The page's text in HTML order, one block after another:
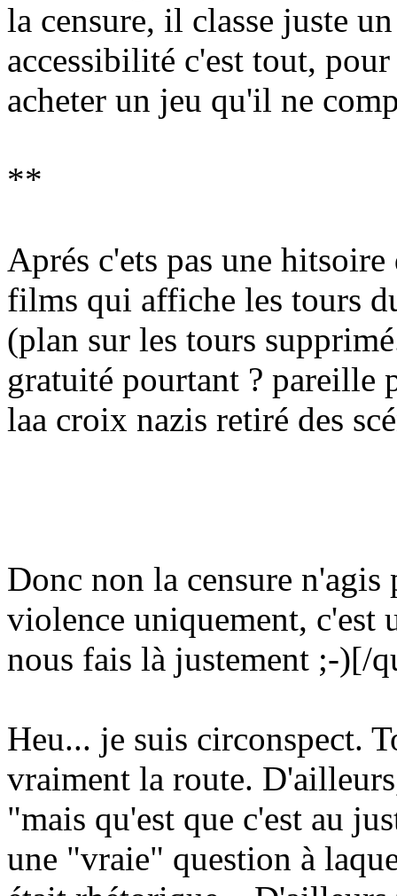
la censure, il classe juste
accessibilité c'est tout,
acheter un jeu qu'il ne
**
Aprés c'ets pas une
films qui affiche les tours
(plan sur les tours
gratuité pourtant ? pareille
laa croix nazis retiré des
Donc non la censure
violence uniquement, c'est
nous fais là justement ;-)[/
Heu... je suis circonspect.
vraiment la route.
"mais qu'est que c'est au
une "vraie" question à